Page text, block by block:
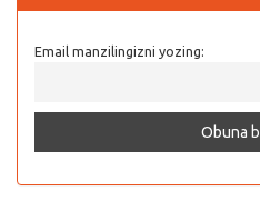
Email manzilingizni yozing: